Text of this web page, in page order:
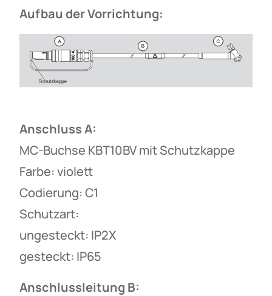
Aufbau der Vorrichtung:
Anschluss A:
MC-Buchse KBT10BV mit Schutzkappe
Farbe: violett
Codierung: C1
Schutzart:
ungesteckt: IP2X
gesteckt: IP65
Anschlussleitung B: